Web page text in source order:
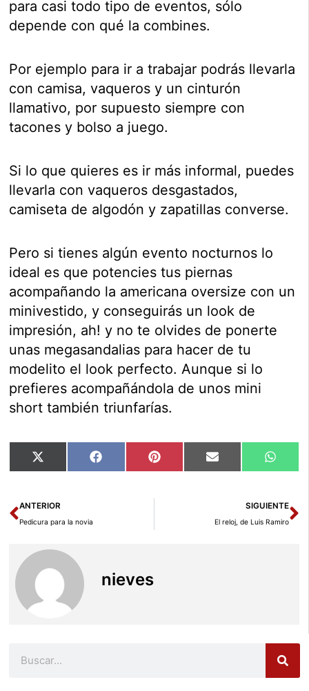
para casi todo tipo de eventos, sólo
depende con qué la combines.
Por ejemplo para ir a trabajar podrás llevarla
con camisa, vaqueros y un cinturón
llamativo, por supuesto siempre con
tacones y bolso a juego.
Si lo que quieres es ir más informal, puedes
llevarla con vaqueros desgastados,
camiseta de algodón y zapatillas converse.
Pero si tienes algún evento nocturnos lo
ideal es que potencies tus piernas
acompañando la americana oversize con un
minivestido, y conseguirás un look de
impresión, ah! y no te olvides de ponerte
unas megasandalias para hacer de tu
modelito el look perfecto. Aunque si lo
prefieres acompañándola de unos mini
short también triunfarías.
Compartir
en
X
(Twitter)
Compartir
en
Facebook Compartir
en
Pinterest Compartir
en
Email
en
Ant
ANTERIOR
Pedicura para la novia
SIGUIENTE
El reloj, de Luis Ramiro
nieves